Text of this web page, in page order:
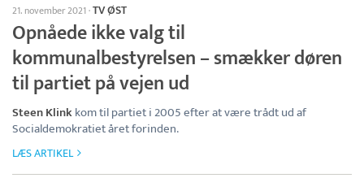
21. november 2021·TV ØST
Opnåede ikke valg til
kommunalbestyrelsen – smækker døren
til partiet på vejen ud
Steen Klinkkom til partiet i 2005 efter at være trådt ud af
Socialdemokratiet året forinden.
LÆS ARTIKEL